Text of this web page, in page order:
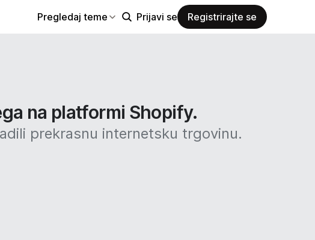
Pregledaj teme Prijavi se Registrirajte se
na platformi Shopify.
prekrasnu internetsku trgovinu.